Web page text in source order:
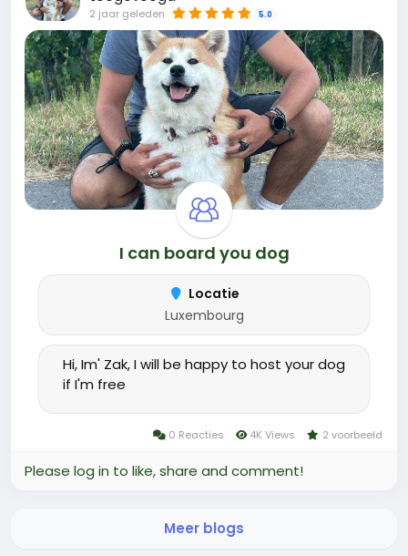
2 jaar geleden 5.0
I can board you dog
Locatie
Luxembourg
Hi, Im' Zak, I will be happy to host your dog
if I'm free
0 Reacties 4K Views 2 voorbeeld
Please log in to like, share and comment!
Meer blogs